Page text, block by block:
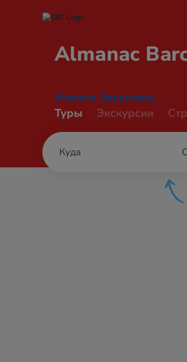
Almanac
Испания, Барселона ,
Туры Экскурсии